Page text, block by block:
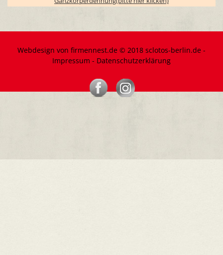
Webdesign von firmennest.de © 2018 sclotos-berlin.de -
Impressum - Datenschutzerklärung